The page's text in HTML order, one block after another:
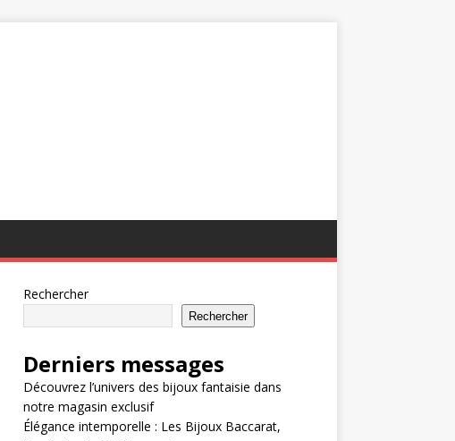
Rechercher
Rechercher
Derniers messages
Découvrez l’univers des bijoux fantaisie dans
notre magasin exclusif
Élégance intemporelle : Les Bijoux Baccarat,